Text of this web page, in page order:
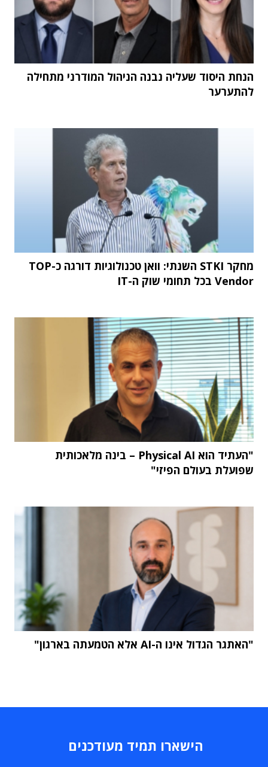
הנחת היסוד שעליה נבנה הניהול המודרני מתחילה
להתערער
מחקר STKI השנתי: וואן טכנולוגיות דורגה כ-TOP
Vendor בכל תחומי שוק ה-IT
"העתיד הוא Physical AI – בינה מלאכותית
שפועלת בעולם הפיזי"
"האתגר הגדול אינו ה-AI אלא הטמעתה בארגון"
הישארו תמיד מעודכנים